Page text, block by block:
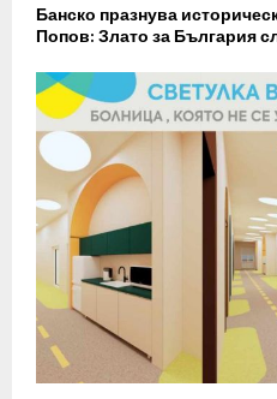
Банско празнува
Попов: Злато за България